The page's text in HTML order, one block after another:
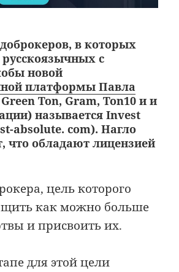
в которых
с
новой
платформы Павла
Ton, Gram, Ton10 и и
называется Invest
absolute. com). Нагло
что обладают лицензией
цель которого
как можно больше
и присвоить их.
для этой цели